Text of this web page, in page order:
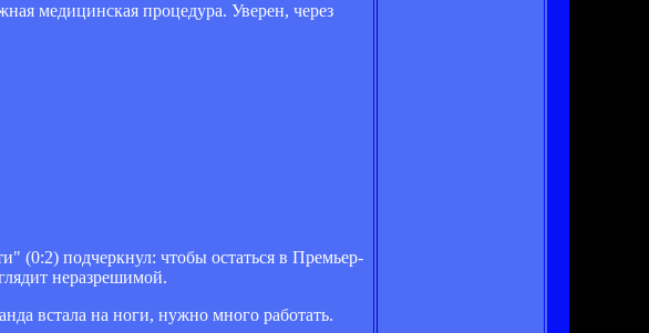
медицинская процедура. Уверен, через
(0:2) подчеркнул: чтобы остаться в Премьер-
неразрешимой.
встала на ноги, нужно много работать.